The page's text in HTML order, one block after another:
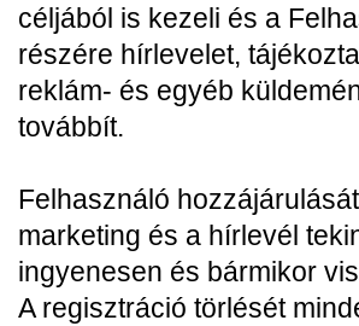
céljából is kezeli és a
részére hírlevelet,
reklám- és egyéb
továbbít.
Felhasználó
marketing és a hírlevél
ingyenesen és bármikor
A regisztráció törlését